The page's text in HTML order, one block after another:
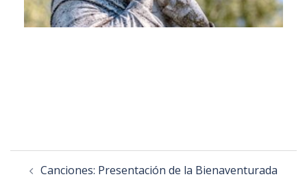
Canciones: Presentación de la Bienaventurada